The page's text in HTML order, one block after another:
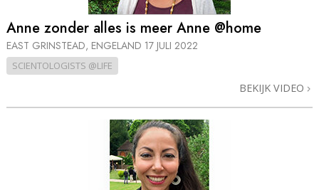
Anne zonder alles is meer Anne @home
EAST GRINSTEAD, ENGELAND 17 JULI 2022
SCIENTOLOGISTS @LIFE
BEKIJK VIDEO